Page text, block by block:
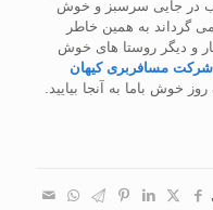
در جایی سرسبز و خوش
گرداند به همین خاطر
و دیگر روستا های خوش
شرکت مسافربری کیهان
خوش باما به آنجا بیایید.